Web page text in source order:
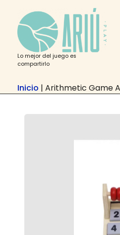
contenido
Lo mejor del juego es
compartirlo
Inicio | Arithmetic Game